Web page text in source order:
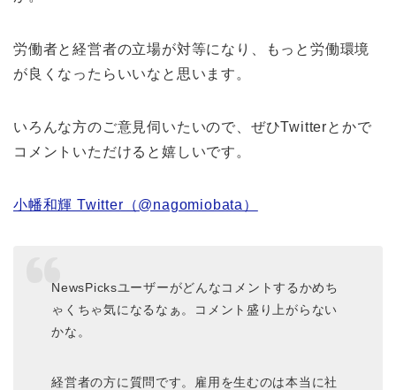
労働者と経営者の立場が対等になり、もっと労働環境
が良くなったらいいなと思います。
いろんな方のご意見伺いたいので、ぜひTwitterとかで
コメントいただけると嬉しいです。
小幡和輝 Twitter（@nagomiobata）
NewsPicksユーザーがどんなコメントするかめち
ゃくちゃ気になるなぁ。コメント盛り上がらない
かな。
経営者の方に質問です。雇用を生むのは本当に社